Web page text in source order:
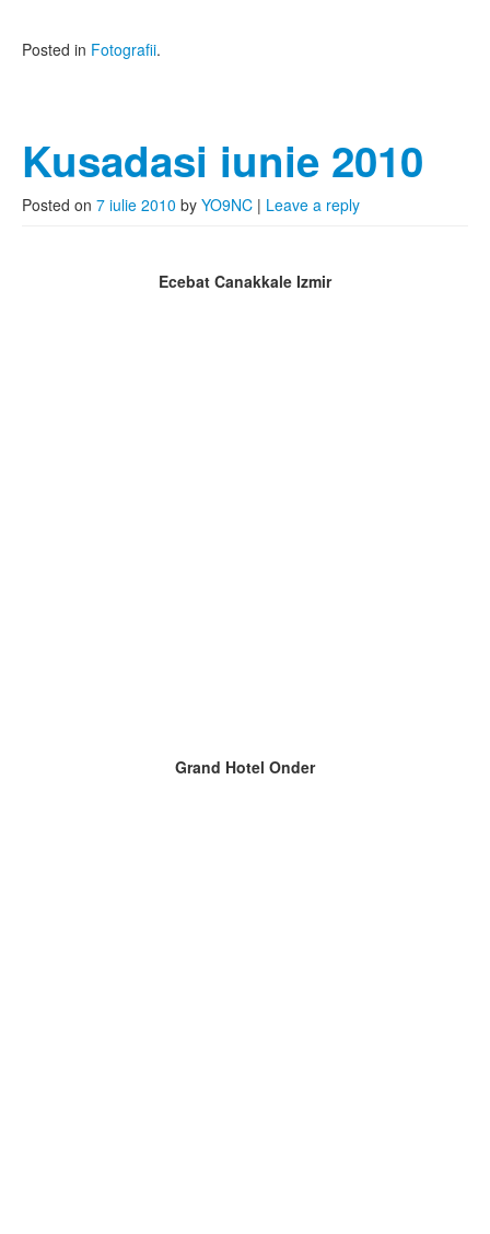
Posted in Fotografii.
Kusadasi iunie 2010
Posted on 7 iulie 2010 by YO9NC | Leave a reply
Ecebat Canakkale Izmir
Grand Hotel Onder